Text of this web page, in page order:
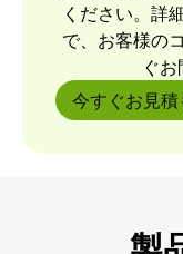
ください。詳
で、お客様の
ぐ
今すぐお見積